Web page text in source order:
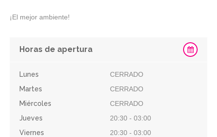
¡El mejor ambiente!
Horas de apertura
Lunes
CERRADO
Martes
CERRADO
Miércoles
CERRADO
Jueves
20:30 - 03:00
Viernes
20:30 - 03:00